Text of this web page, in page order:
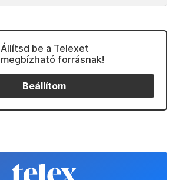
Állítsd be a Telexet
megbízható forrásnak!
Beállítom